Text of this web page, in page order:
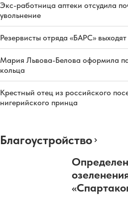
Экс-работница аптеки отсудила
увольнение
Резервисты отряда «БАРС»
Мария Львова-Белова оформила
кольца
Крестный отец из российского
нигерийского принца
Благоустройство